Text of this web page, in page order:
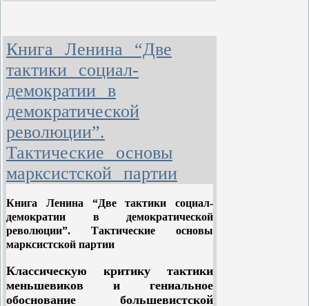
движению не хватало
организованности и руководства.
Усилились волнения и среди солдат
в ряде городов – Тифлисе,
Владивостоке, Ташкенте,
Самарканде, Курске, Сухуми,
Варшаве, Киеве, Риге. Вспыхнуло
восстание в Кронштадте и среди
матросов Черноморского флота в
Севастополе (в ноябре 1905 года).
восстания были подавлены
царизмом.
Книга Ленина “Две
тактики социал-
демократии в
демократической
революции”.
Тактические основы
марксистской партии
Книга Ленина “Две тактики социал-
демократии в демократической
революции”. Тактические основы
марксистской партии
Классическую критику тактики
меньшевиков и гениальное
обоснование большевистской